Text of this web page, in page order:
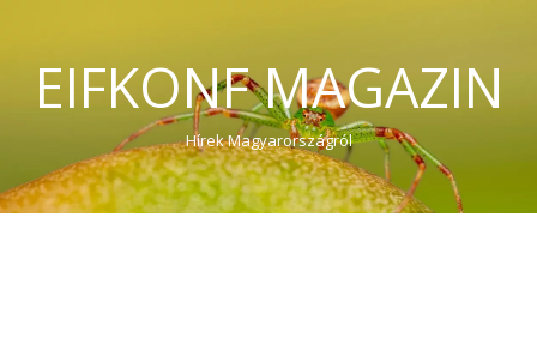
EIFKONF MAGAZIN
Hírek Magyarországról